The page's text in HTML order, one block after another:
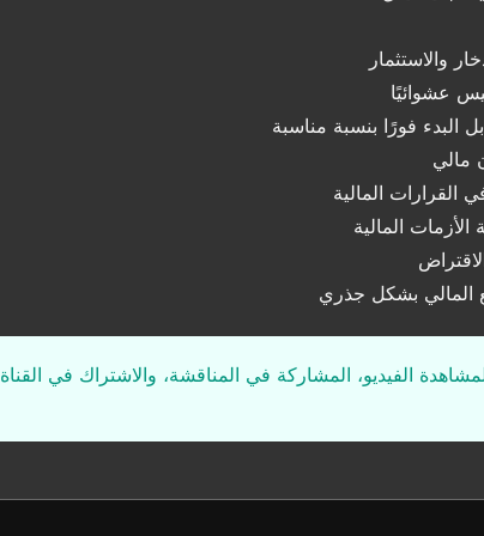
والاستثمار
عشوائيًا
البدء فورًا بنسبة مناسبة
مالي
القرارات المالية
المالية
المالي بشكل جذري
الفيديو، المشاركة في المناقشة، والاشتراك في